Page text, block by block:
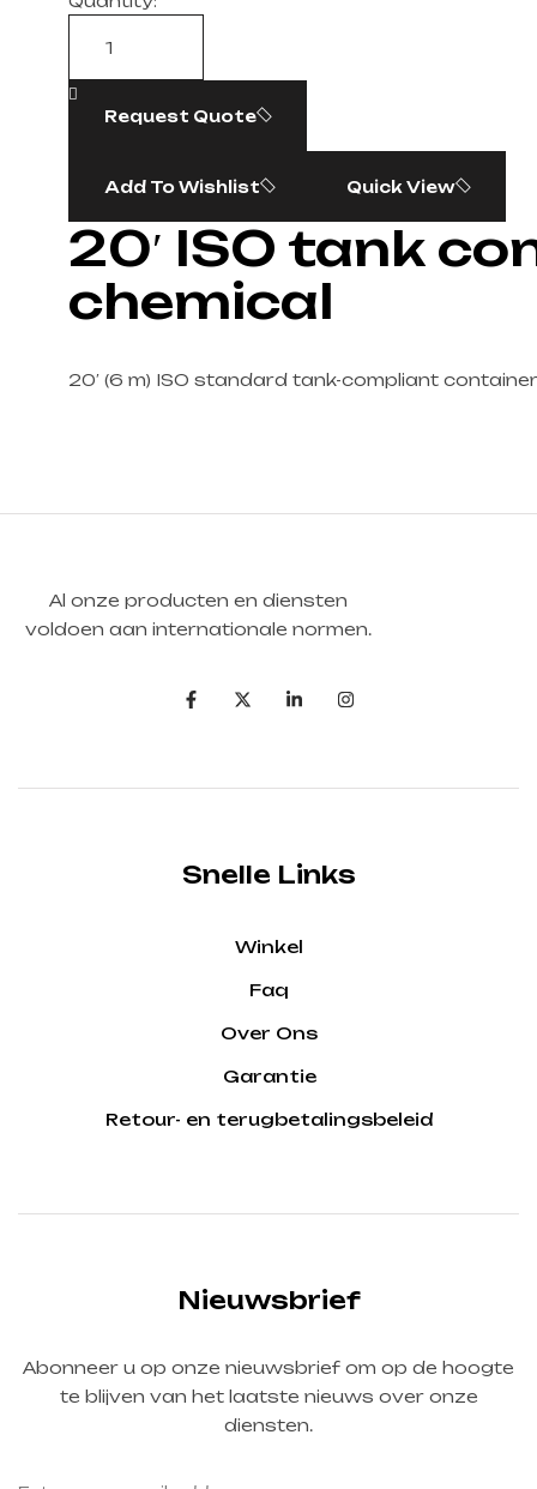
Request Quote
Add To Wishlist Quick View
20′ ISO tank
chemical
20′ (6 m) ISO standard tank-compliant
Al onze producten en diensten
voldoen aan internationale normen.
Snelle Links
Winkel
Faq
Over Ons
Garantie
Retour- en terugbetalingsbeleid
Nieuwsbrief
Abonneer u op onze nieuwsbrief om op de hoogte
te blijven van het laatste nieuws over onze
diensten.